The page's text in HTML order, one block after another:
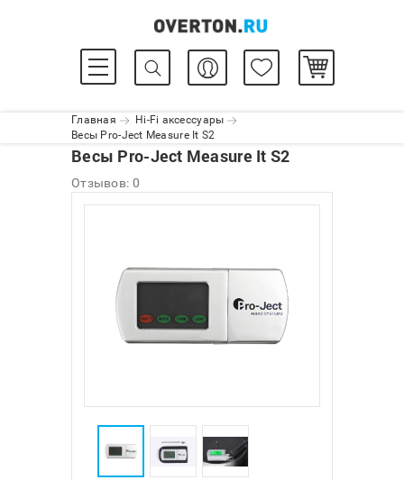
Главная
Hi-Fi аксессуары
Весы Pro-Ject Measure It S2
Весы Pro-Ject Measure It S2
Отзывов: 0